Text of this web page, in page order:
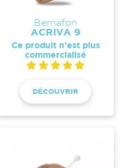
Bernafon
ACRIVA 9
Ce produit n’est plus
commercialisé
DÉCOUVRIR